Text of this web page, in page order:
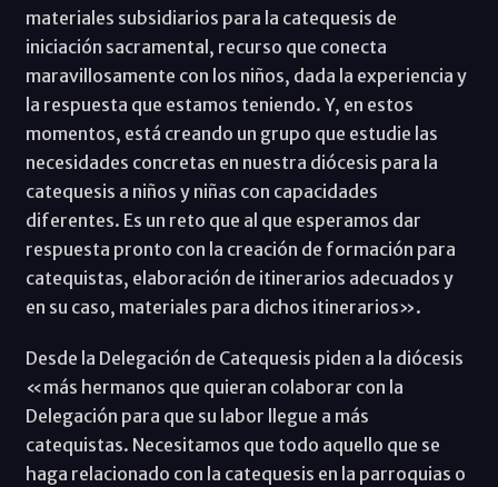
materiales subsidiarios para la catequesis de
iniciación sacramental, recurso que conecta
maravillosamente con los niños, dada la experiencia y
la respuesta que estamos teniendo. Y, en estos
momentos, está creando un grupo que estudie las
necesidades concretas en nuestra diócesis para la
catequesis a niños y niñas con capacidades
diferentes. Es un reto que al que esperamos dar
respuesta pronto con la creación de formación para
catequistas, elaboración de itinerarios adecuados y
en su caso, materiales para dichos itinerarios».
Desde la Delegación de Catequesis piden a la diócesis
«más hermanos que quieran colaborar con la
Delegación para que su labor llegue a más
catequistas. Necesitamos que todo aquello que se
haga relacionado con la catequesis en la parroquias o